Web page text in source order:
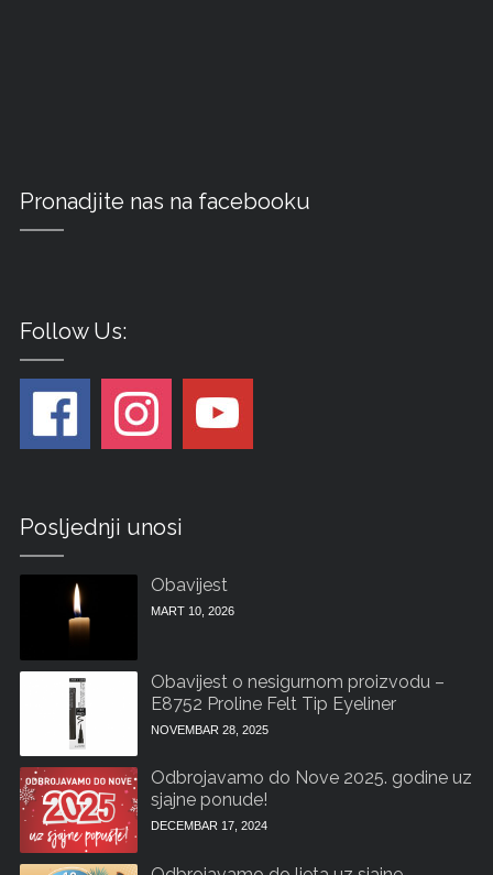
Pronadjite nas na facebooku
Follow Us:
Posljednji unosi
Obavijest
MART 10, 2026
Obavijest o nesigurnom proizvodu –
E8752 Proline Felt Tip Eyeliner
NOVEMBAR 28, 2025
Odbrojavamo do Nove 2025. godine uz
sjajne ponude!
DECEMBAR 17, 2024